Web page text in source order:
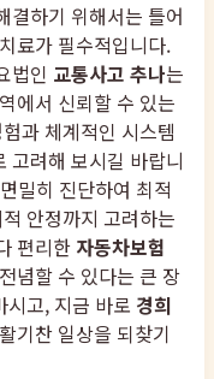
결하기 위해서는 틀어
료가 필수적입니다.
법인 교통사고 추나는
에서 신뢰할 수 있는
과 체계적인 시스템
고려해 보시길 바랍니
밀히 진단하여 최적
안정까지 고려하는
편리한 자동차보험
념할 수 있다는 큰 장
시고, 지금 바로 경희
기찬 일상을 되찾기